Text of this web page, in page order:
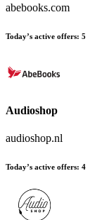
abebooks.com
Today’s active offers: 5
Audioshop
audioshop.nl
Today’s active offers: 4